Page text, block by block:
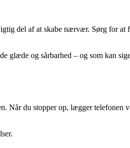
del af at skabe nærvær. Sørg for at
og sårbarhed – og som kan
du stopper op, lægger telefonen